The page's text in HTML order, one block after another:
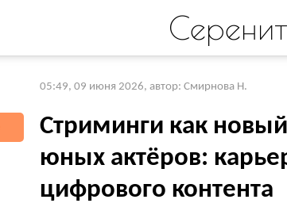
05:49, 09 июня 2026, автор: Смирнова Н.
Стриминги как
юных актёров:
цифрового контента